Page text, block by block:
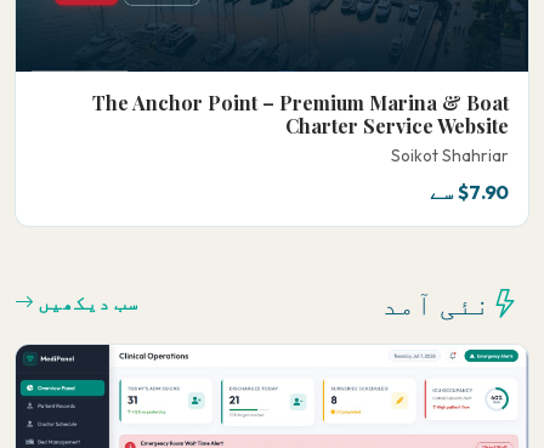
The Anchor Point – Premium Marina & Boat
Charter Service Website
Soikot Shahriar
$7.90 سے
نئی آمد سب دیکھیں